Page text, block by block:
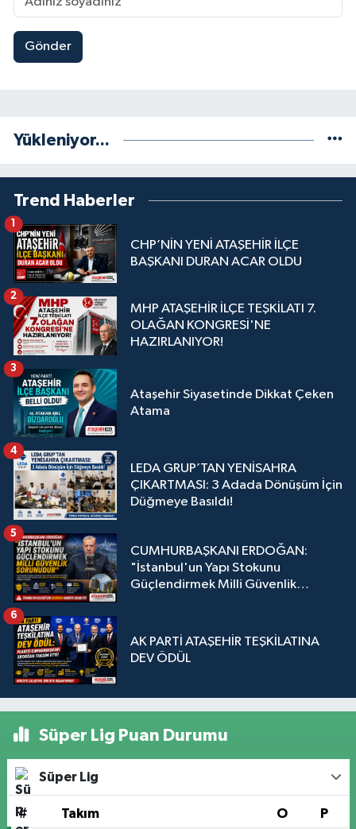
Gönder
Yükleniyor...
Trend Haberler
CHP’NİN YENİ ATAŞEHİR İLÇE
BAŞKANI DURAN ACAR OLDU
1
MHP ATAŞEHİR İLÇE TEŞKİLATI 7.
OLAĞAN KONGRESİ'NE
HAZIRLANIYOR!
2
Ataşehir Siyasetinde Dikkat Çeken
Atama
3
LEDA GRUP’TAN YENİSAHRA
ÇIKARTMASI: 3 Adada Dönüşüm İçin
Düğmeye Basıldı!
4
CUMHURBAŞKANI ERDOĞAN:
"İstanbul'un Yapı Stokunu
Güçlendirmek Milli Güvenlik
5
AK PARTİ ATAŞEHİR TEŞKİLATINA
DEV ÖDÜL
6
Süper Lig Puan Durumu
Süper Lig
# Takım O P